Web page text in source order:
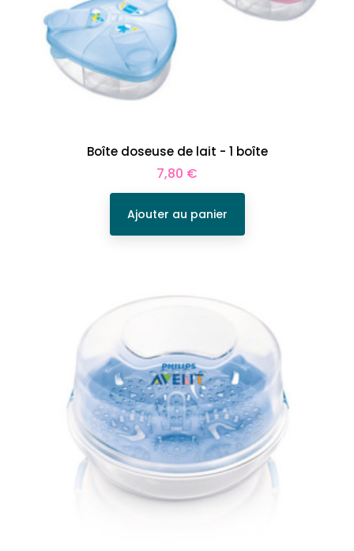
Boîte doseuse de lait - 1 boîte
Prix
7,80 €
Ajouter au panier